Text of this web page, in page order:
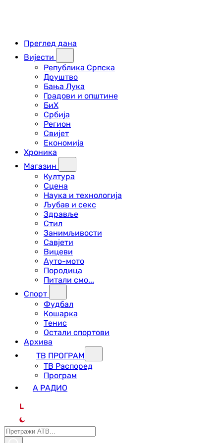
Преглед дана
Вијести
Република Српска
Друштво
Бања Лука
Градови и општине
БиХ
Србија
Регион
Свијет
Економија
Хроника
Магазин
Култура
Сцена
Наука и технологија
Љубав и секс
Здравље
Стил
Занимљивости
Савјети
Вицеви
Ауто-мото
Породица
Питали смо...
Спорт
Фудбал
Кошарка
Тенис
Остали спортови
Архива
ТВ ПРОГРАМ
ТВ Распоред
Програм
А РАДИО
L